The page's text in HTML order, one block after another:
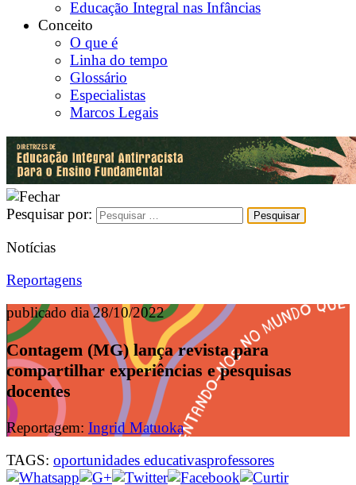
Educação Integral nas Infâncias
Conceito
O que é
Linha do tempo
Glossário
Especialistas
Marcos Legais
Pesquisar por:
Notícias
Reportagens
publicado dia 28/10/2022
Contagem (MG) lança revista para
compartilhar experiências e pesquisas
docentes
Reportagem: Ingrid Matuoka
TAGS: oportunidades educativasprofessores